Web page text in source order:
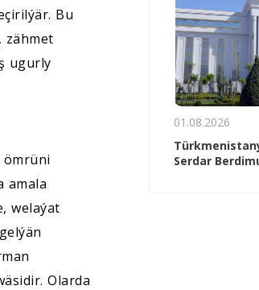
Bu
zähmet
ugurly
ömrüni
amala
welaýat
Olarda
01.08.2026
Serdar